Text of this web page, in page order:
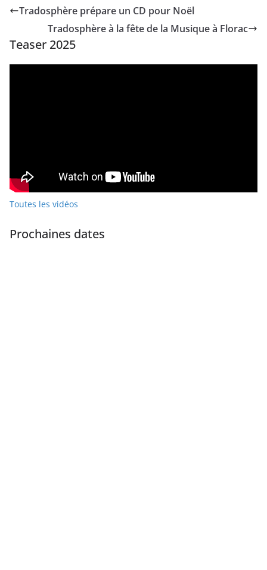
Tradosphère prépare un CD pour Noël
Tradosphère à la fête de la Musique à Florac
Teaser 2025
Toutes les vidéos
Prochaines dates